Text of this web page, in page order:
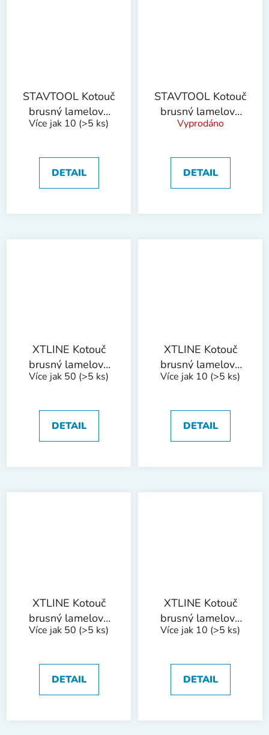
STAVTOOL Kotouč
brusný lamelový
korund | 150 mm
Více jak 10 (>5 ks)
DETAIL
STAVTOOL Kotouč
brusný lamelový
korund | 150 mm
Vyprodáno
DETAIL
XTLINE Kotouč
brusný lamelový
zirkon | 115 mm zr.
Více jak 50 (>5 ks)
DETAIL
XTLINE Kotouč
brusný lamelový
zirkon | 115 mm zr.
Více jak 10 (>5 ks)
DETAIL
XTLINE Kotouč
brusný lamelový
zirkon | 115 mm zr.
Více jak 50 (>5 ks)
DETAIL
XTLINE Kotouč
brusný lamelový
zirkon | 115 mm zr.
Více jak 10 (>5 ks)
DETAIL